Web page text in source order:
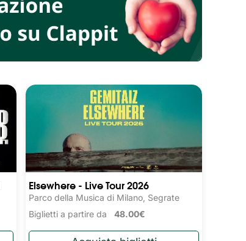
Elsewhere - Live Tour 2026
Parco della Musica di Milano, Segrate
Biglietti a partire da48.00€